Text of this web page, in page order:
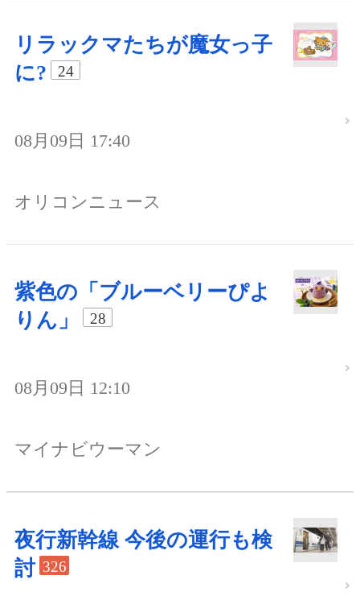
リラックマたちが魔女っ子
に?
24
08月09日 17:40
オリコンニュース
紫色の「ブルーベリーぴよ
りん」
28
08月09日 12:10
マイナビウーマン
夜行新幹線 今後の運行も検
討 326